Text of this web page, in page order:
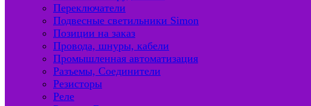
Переключатели
Подвесные светильники Simon
Позиции на заказ
Провода, шнуры, кабели
Промышленная автоматизация
Разъемы, Соединители
Резисторы
Реле